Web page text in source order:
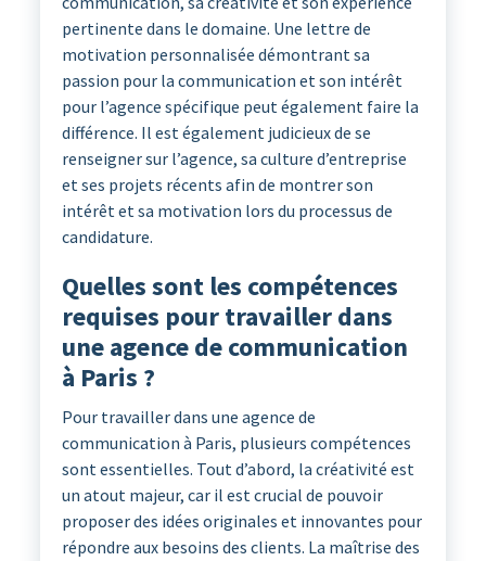
pertinente dans le domaine. Une lettre de
motivation personnalisée démontrant sa
passion pour la communication et son intérêt
pour l’agence spécifique peut également faire la
différence. Il est également judicieux de se
renseigner sur l’agence, sa culture d’entreprise
et ses projets récents afin de montrer son
intérêt et sa motivation lors du processus de
candidature.
Quelles sont les compétences
requises pour travailler dans
une agence de communication
à Paris ?
Pour travailler dans une agence de
communication à Paris, plusieurs compétences
sont essentielles. Tout d’abord, la créativité est
un atout majeur, car il est crucial de pouvoir
proposer des idées originales et innovantes pour
répondre aux besoins des clients. La maîtrise des